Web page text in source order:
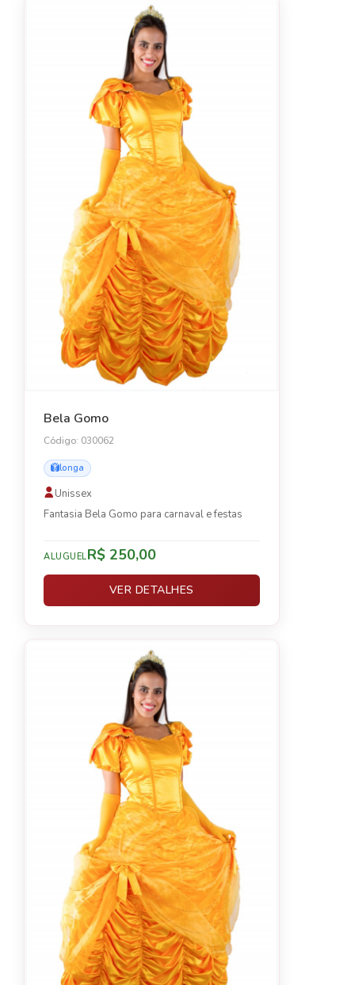
Bela Gomo
Código: 030062
longa
Unissex
Fantasia Bela Gomo para carnaval e festas
ALUGUELR$ 250,00
VER DETALHES